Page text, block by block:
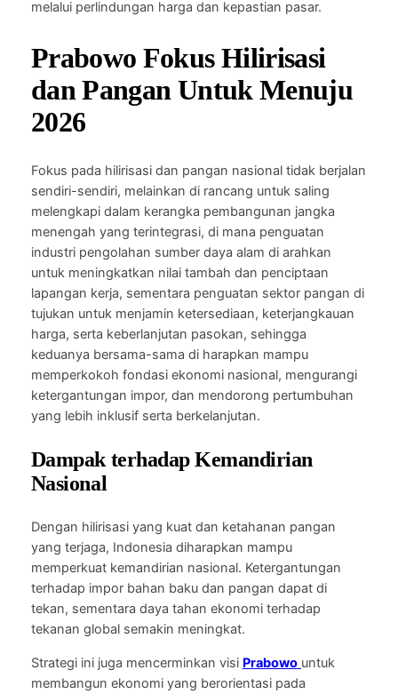
melalui perlindungan harga dan kepastian pasar.
Prabowo Fokus Hilirisasi
dan Pangan Untuk Menuju
2026
Fokus pada hilirisasi dan pangan nasional tidak berjalan
sendiri-sendiri, melainkan di rancang untuk saling
melengkapi dalam kerangka pembangunan jangka
menengah yang terintegrasi, di mana penguatan
industri pengolahan sumber daya alam di arahkan
untuk meningkatkan nilai tambah dan penciptaan
lapangan kerja, sementara penguatan sektor pangan di
tujukan untuk menjamin ketersediaan, keterjangkauan
harga, serta keberlanjutan pasokan, sehingga
keduanya bersama-sama di harapkan mampu
memperkokoh fondasi ekonomi nasional, mengurangi
ketergantungan impor, dan mendorong pertumbuhan
yang lebih inklusif serta berkelanjutan.
Dampak terhadap Kemandirian
Nasional
Dengan hilirisasi yang kuat dan ketahanan pangan
yang terjaga, Indonesia diharapkan mampu
memperkuat kemandirian nasional. Ketergantungan
terhadap impor bahan baku dan pangan dapat di
tekan, sementara daya tahan ekonomi terhadap
tekanan global semakin meningkat.
Strategi ini juga mencerminkan visi Prabowo untuk
membangun ekonomi yang berorientasi pada